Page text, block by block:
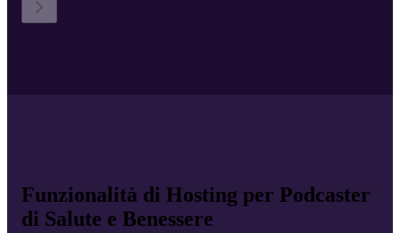
Funzionalità di Hosting per Podcaster
di Salute e Benessere